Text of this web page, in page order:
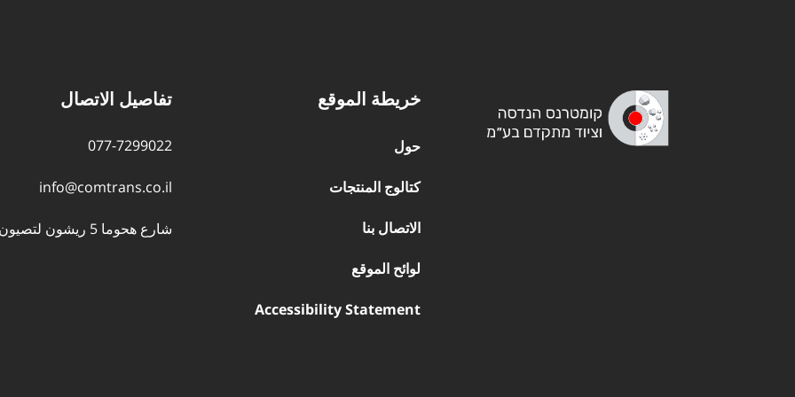
خريطة الموقع
حول
كتالوج المنتجات
الاتصال بنا
لوائح الموقع
Accessibility Statement
تفاصيل الاتصال
077-7299022
info@comtrans.co.il
شارع هحوما 5 ريشون لتصيون